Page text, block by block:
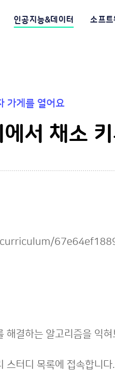
인공지능&데이터 소프트
가게를 열어요
서 채소 키
결하는 알고리즘을 익혀
스터디 목록에 접속합니다.